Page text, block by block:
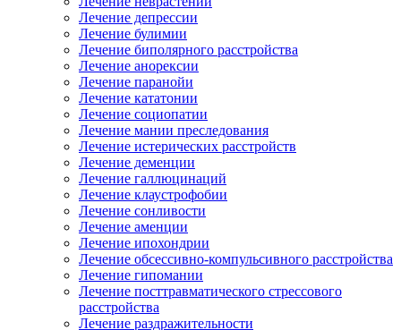
Лечение депрессии
Лечение булимии
Лечение биполярного расстройства
Лечение анорексии
Лечение паранойи
Лечение кататонии
Лечение социопатии
Лечение мании преследования
Лечение истерических расстройств
Лечение деменции
Лечение галлюцинаций
Лечение клаустрофобии
Лечение сонливости
Лечение аменции
Лечение ипохондрии
Лечение обсессивно-компульсивного расстройства
Лечение гипомании
Лечение посттравматического стрессового
расстройства
Лечение раздражительности